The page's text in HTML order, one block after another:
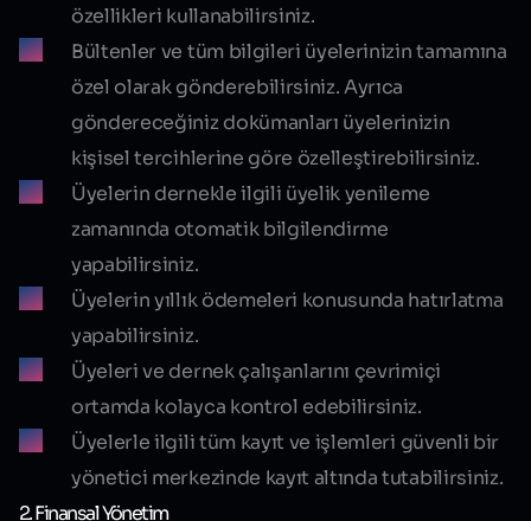
özellikleri kullanabilirsiniz.
Bültenler ve tüm bilgileri üyelerinizin tamamına
özel olarak gönderebilirsiniz. Ayrıca
göndereceğiniz dokümanları üyelerinizin
kişisel tercihlerine göre özelleştirebilirsiniz.
Üyelerin dernekle ilgili üyelik yenileme
zamanında otomatik bilgilendirme
yapabilirsiniz.
Üyelerin yıllık ödemeleri konusunda hatırlatma
yapabilirsiniz.
Üyeleri ve dernek çalışanlarını çevrimiçi
ortamda kolayca kontrol edebilirsiniz.
Üyelerle ilgili tüm kayıt ve işlemleri güvenli bir
yönetici merkezinde kayıt altında tutabilirsiniz.
2. Finansal Yönetim